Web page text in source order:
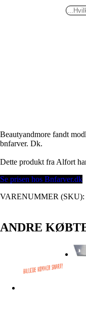
Beautyandmore fandt
bnfarver. Dk.
Dette produkt fra Alfort
Se prisen hos Bnfarver.dk
VARENUMMER (SKU):
ANDRE